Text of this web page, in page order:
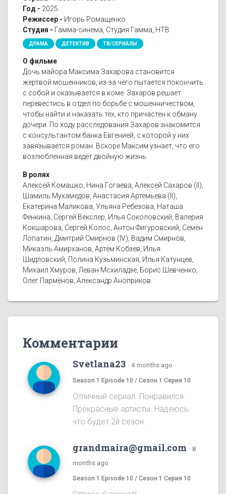
Год - 2025
Режиссер - Игорь Ромащенко
Студия - Гамма-синема, Студия Гамма, НТВ
ДРАМА ДЕТЕКТИВ ТВ/СЕРИАЛЫ
О фильме
Дочь майора Максима Захарова становится
жертвой мошенников, из-за чего пытается покончить
с собой и оказывается в коме. Захаров решает
перевестись в отдел по борьбе с мошенничеством,
чтобы найти и наказать тех, кто причастен к обману
дочери. По ходу расследования Захаров знакомится
с консультантом банка Евгенией, с которой у них
завязывается роман. Вскоре Максим узнает, что его
возлюбленная ведёт двойную жизнь.
В ролях
Алексей Комашко, Нина Гогаева, Алексей Сахаров (II),
Шамиль Мухамедов, Анастасия Артемьева (II),
Екатерина Маликова, Ульяна Ребезова, Наташа
Фенкина, Сергей Векслер, Илья Соколовский, Валерия
Кокшарова, Сергей Колос, Антон Фигуровский, Семён
Лопатин, Дмитрий Смирнов (IV), Вадим Смирнов,
Микаэль Амирханов, Артём Кобзев, Илья
Шидловский, Полина Кузьминская, Илья Катунцев,
Михаил Хмуров, Леван Мсхиладзе, Борис Шевченко,
Олег Пармёнов, Александр Аноприков
Комментарии
Svetlana23 · 4 months ago
Season 1 Episode 10 / Сезон 1 Серия 10
Отличный сериал. Понравился.
Прекрасные артисты. Надеюсь
что будет 2й сезон.
grandmaira@gmail.com · 8
months ago
Season 1 Episode 10 / Сезон 1 Серия 10